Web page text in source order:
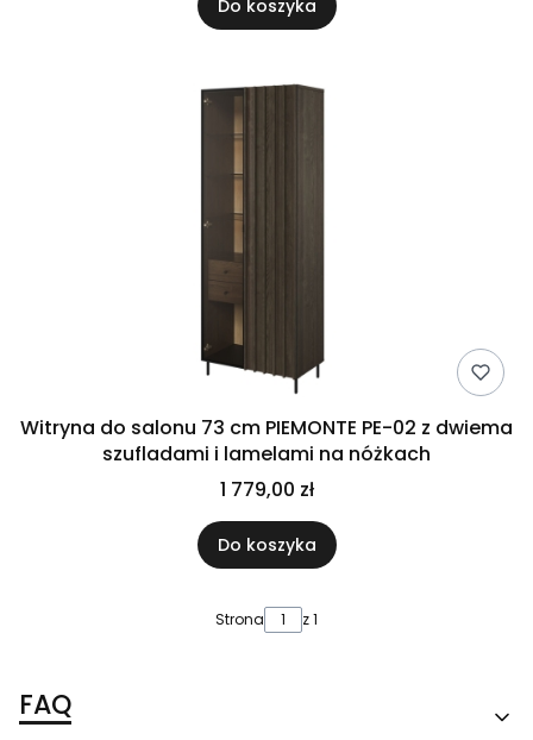
Do koszyka
Witryna do salonu 73 cm PIEMONTE PE-02 z dwiema
szufladami i lamelami na nóżkach
1 779,00 zł
Do koszyka
Strona z 1
FAQ